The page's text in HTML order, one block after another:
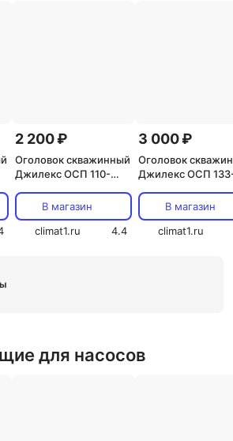
2 200 ₽
Оголовок скважинный
Джилекс ОСП 110-
В магазин
climat1.ru
4.4
3 000 ₽
Оголовок
Джилекс ОСП
В магазин
climat1.ru
для насосов